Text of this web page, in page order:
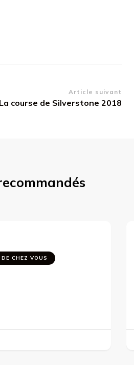
Article suivant
La course de Silverstone 2018
CHEZ VOUS